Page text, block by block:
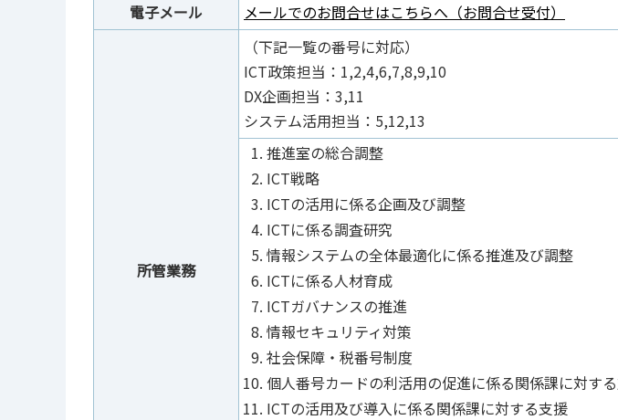
電子メール
メールでのお問合せはこちらへ（お問合せ受付）
所管業務
（下記一覧の番号に対応）
ICT政策担当：1,2,4,6,7,8,9,10
DX企画担当：3,11
システム活用担当：5,12,13
推進室の総合調整
ICT戦略
ICTの活用に係る企画及び調整
ICTに係る調査研究
情報システムの全体最適化に係る推進及び調整
ICTに係る人材育成
ICTガバナンスの推進
情報セキュリティ対策
社会保障・税番号制度
個人番号カードの利活用の促進に係る関係課に対す
ICTの活用及び導入に係る関係課に対する支援